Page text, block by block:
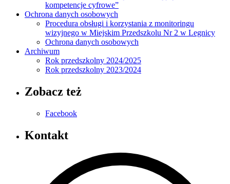
kompetencje cyfrowe”
Ochrona danych osobowych
Procedura obsługi i korzystania z monitoringu
wizyjnego w Miejskim Przedszkolu Nr 2 w Legnicy
Ochrona danych osobowych
Archiwum
Rok przedszkolny 2024/2025
Rok przedszkolny 2023/2024
Zobacz też
Facebook
Kontakt